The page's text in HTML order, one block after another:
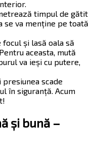
timpul de gătit
se va menține pe toată
și lasă oala să
aceasta, mută
va ieși cu putere,
presiunea scade
în siguranță. Acum
și bună –